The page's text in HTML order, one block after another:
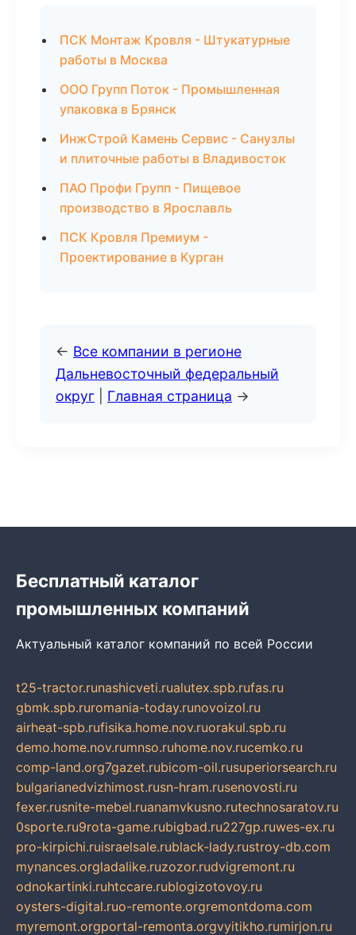
ПСК Монтаж Кровля - Штукатурные
работы в Москва
ООО Групп Поток - Промышленная
упаковка в Брянск
ИнжСтрой Камень Сервис - Санузлы
и плиточные работы в Владивосток
ПАО Профи Групп - Пищевое
производство в Ярославль
ПСК Кровля Премиум -
Проектирование в Курган
← Все компании в регионе
Дальневосточный федеральный
округ
Главная страница →
Бесплатный каталог
промышленных компаний
Актуальный каталог компаний по всей России
t25-tractor.runashicveti.rualutex.spb.rufas.ru
gbmk.spb.ruromania-today.runovoizol.ru
airheat-spb.rufisika.home.nov.ruorakul.spb.ru
demo.home.nov.rumnso.ruhome.nov.rucemko.ru
comp-land.org7gazet.rubicom-oil.rusuperiorsearch.ru
bulgarianedvizhimost.rusn-hram.rusenovosti.ru
fexer.rusnite-mebel.ruanamvkusno.rutechnosaratov.ru
0sporte.ru9rota-game.rubigbad.ru227gp.ruwes-ex.ru
pro-kirpichi.ruisraelsale.rublack-lady.rustroy-db.com
mynances.orgladalike.ruzozor.rudvigremont.ru
odnokartinki.ruhtccare.rublogizotovoy.ru
oysters-digital.ruo-remonte.orgremontdoma.com
myremont.orgportal-remonta.orgvyitikho.rumirjon.ru